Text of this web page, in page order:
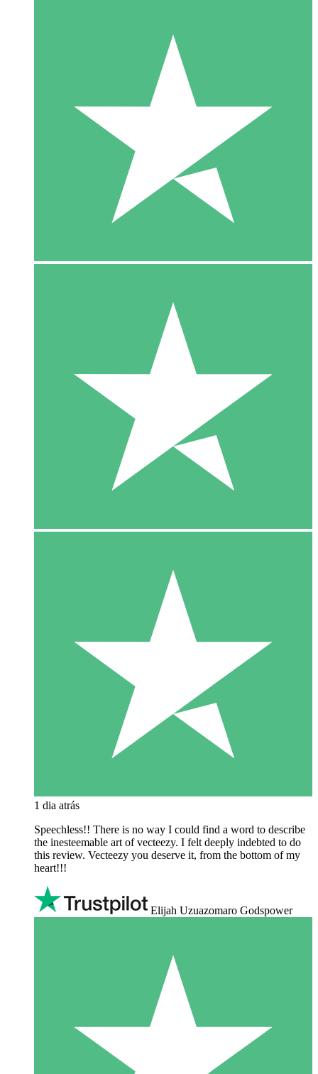
1 dia atrás
Speechless!! There is no way I could find a word to describe
the inesteemable art of vecteezy. I felt deeply indebted to do
this review. Vecteezy you deserve it, from the bottom of my
heart!!!
Elijah Uzuazomaro Godspower